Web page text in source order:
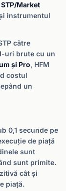
Market
instrumentul
către
uri brute cu un
și Pro, HFM
costul
un
0,1 secunde pe
de piață
sunt
sunt primite.
cât și
piață.